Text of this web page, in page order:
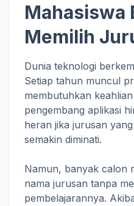
Mahasiswa
Memilih
Dunia teknologi
Setiap tahun muncul
membutuhkan
pengembang aplikasi
heran jika jurusan
semakin diminati.
Namun, banyak calon
nama jurusan tanpa
pembelajarannya.